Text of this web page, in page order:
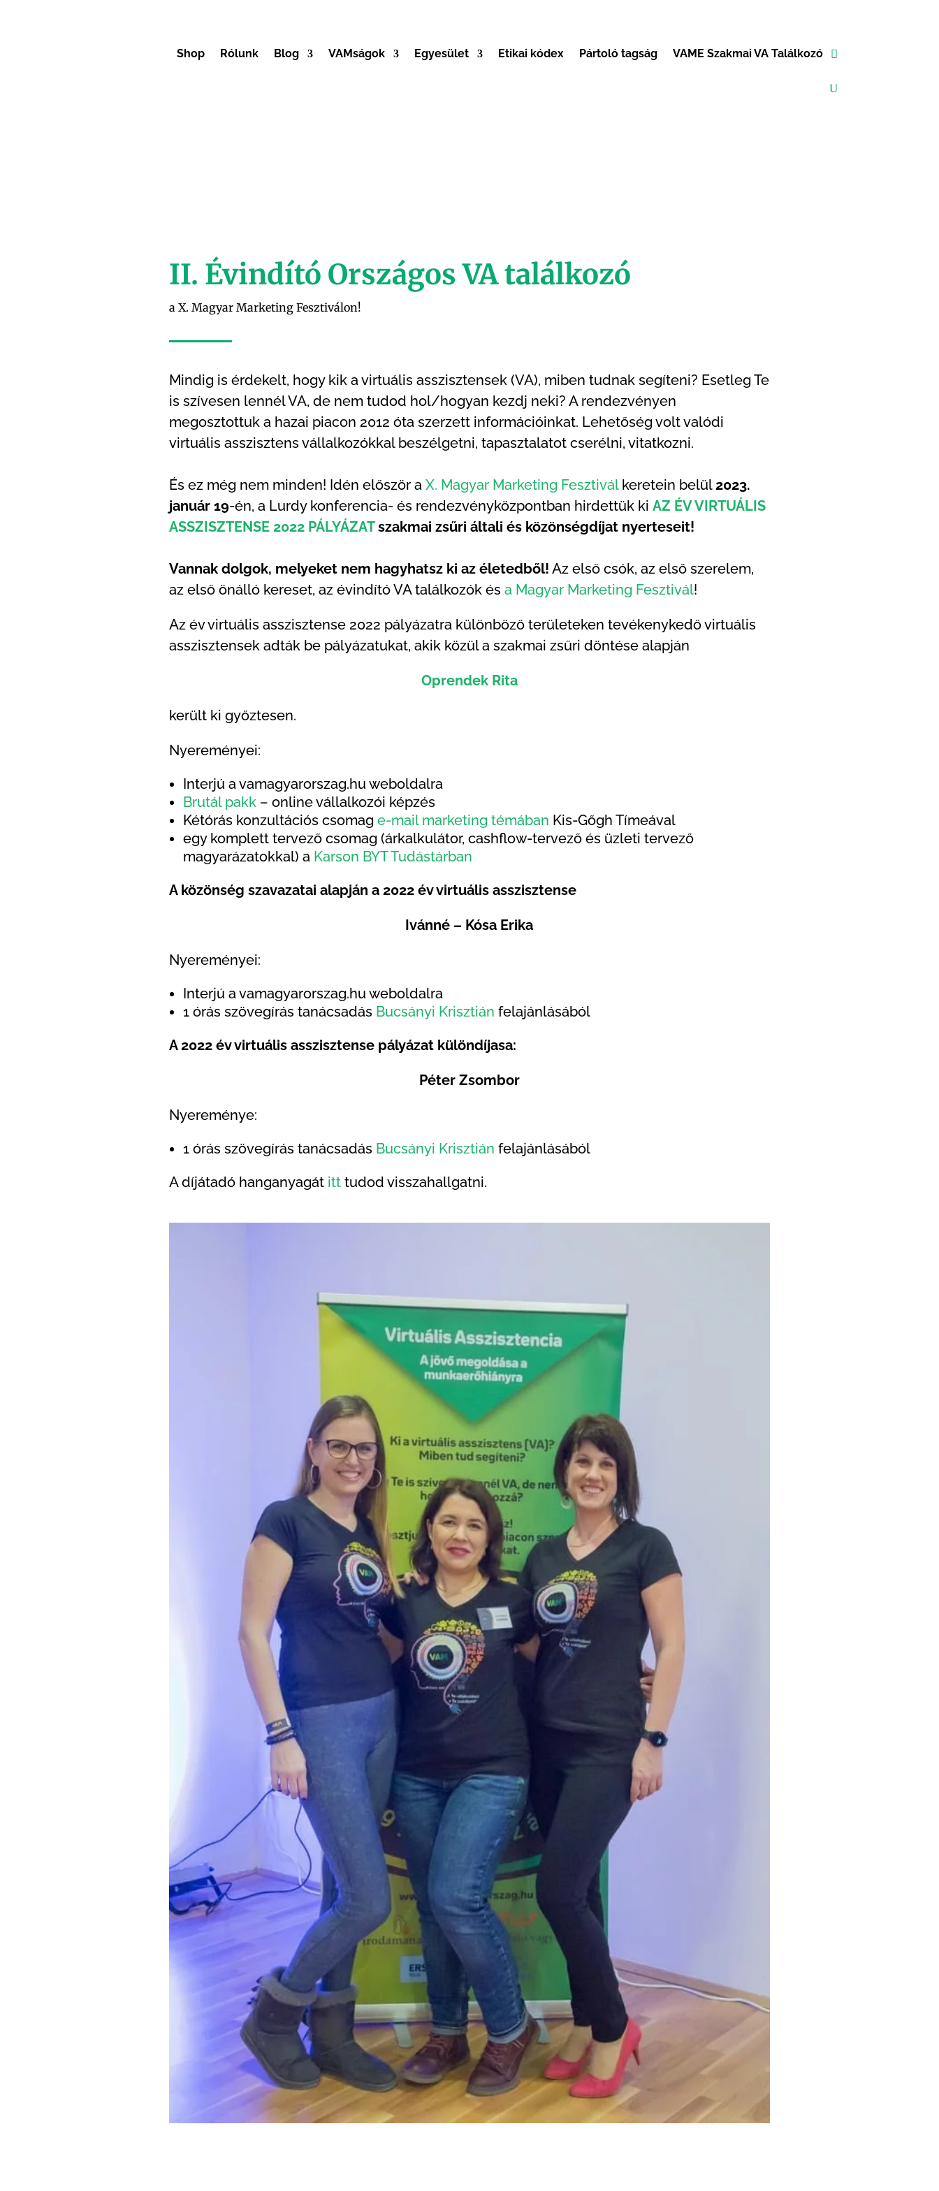
Shop Rólunk Blog VAMságok Egyesület Etikai kódex Pártoló tagság VAME Szakmai VA Találkozó
II. Évindító Országos VA találkozó
a X. Magyar Marketing Fesztiválon!
Mindig is érdekelt, hogy kik a virtuális asszisztensek (VA), miben tudnak segíteni? Esetleg Te
is szívesen lennél VA, de nem tudod hol/hogyan kezdj neki? A rendezvényen
megosztottuk a hazai piacon 2012 óta szerzett információinkat. Lehetőség volt valódi
virtuális asszisztens vállalkozókkal beszélgetni, tapasztalatot cserélni, vitatkozni.
És ez még nem minden! Idén először a X. Magyar Marketing Fesztiválkeretein belül2023.
január 19-én, a Lurdy konferencia- és rendezvényközpontban hirdettük ki AZ ÉV VIRTUÁLIS
ASSZISZTENSE 2022 PÁLYÁZATszakmai zsűri általi és közönségdíjat nyerteseit!
Vannak dolgok, melyeket nem hagyhatsz ki az életedből! Az első csók, az első szerelem,
az első önálló kereset, az évindító VA találkozók és a Magyar Marketing Fesztivál!
Az év virtuális asszisztense 2022 pályázatra különböző területeken tevékenykedő virtuális
asszisztensek adták be pályázatukat, akik közül a szakmai zsűri döntése alapján
Oprendek Rita
került ki győztesen.
Nyereményei:
Interjú a vamagyarorszag.hu weboldalra
Brutál pakk– online vállalkozói képzés
Kétórás konzultációs csomag e-mail marketing témában Kis-Gőgh Tímeával
egy komplett tervező csomag (árkalkulátor, cashflow-tervező és üzleti tervező
magyarázatokkal) a Karson BYT Tudástárban
A közönség szavazatai alapján a 2022 év virtuális asszisztense
Ivánné – Kósa Erika
Nyereményei:
Interjú a vamagyarorszag.hu weboldalra
1 órás szövegírás tanácsadás Bucsányi Krisztián felajánlásából
A 2022 év virtuális asszisztense pályázat különdíjasa:
Péter Zsombor
Nyereménye:
1 órás szövegírás tanácsadás Bucsányi Krisztián felajánlásából
A díjátadó hanganyagát itttudod visszahallgatni.